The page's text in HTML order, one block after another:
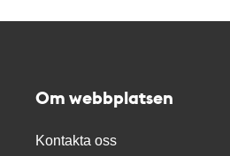
Om webbplatsen
Kontakta oss